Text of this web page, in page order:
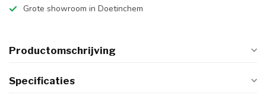
Grote showroom in Doetinchem
Productomschrijving
Specificaties